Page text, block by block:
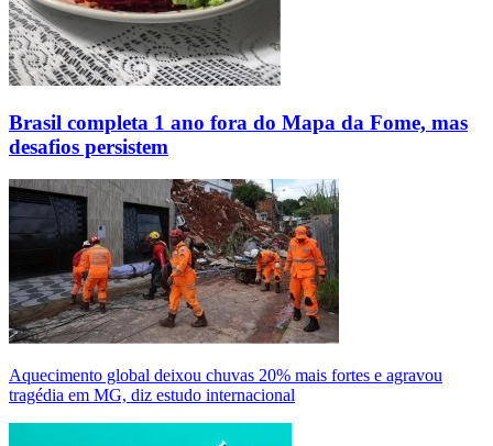
Brasil completa 1 ano fora do Mapa da Fome, mas
desafios persistem
Aquecimento global deixou chuvas 20% mais fortes e agravou
tragédia em MG, diz estudo internacional